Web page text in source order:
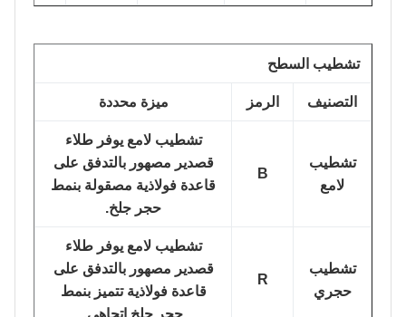
تشطيب السطح
التصنيف ميزة محددة
تشطيب
تشطيب لامع يوفر طلاء
قصدير مصهور بالتدفق على
قاعدة فولاذية مصقولة بنمط
حجر جلخ.
تشطيب
حجري
تشطيب لامع يوفر طلاء
قصدير مصهور بالتدفق على
قاعدة فولاذية تتميز بنمط
حجر جلخ اتجاهي.